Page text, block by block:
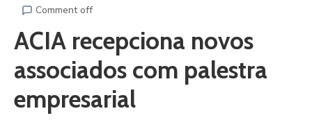
Comment off
ACIA recepciona novos
associados com palestra
empresarial